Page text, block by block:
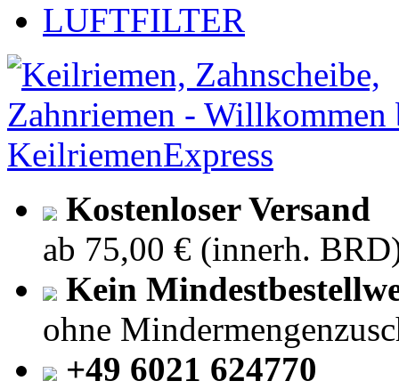
LUFTFILTER
Kostenloser Versand
ab 75,00 € (innerh.
Kein
ohne
+49 6021 624770